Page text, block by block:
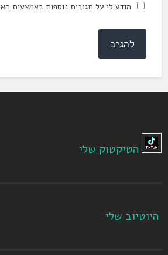
הודע לי על תגובות נוספות באמצעות
הטיקטוק שלי
היוטיוב שלי